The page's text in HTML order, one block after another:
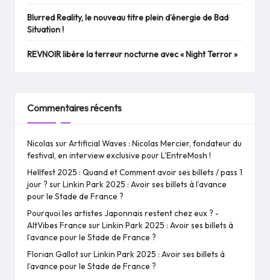
Blurred Reality, le nouveau titre plein d’énergie de Bad
Situation !
REVNOIR libère la terreur nocturne avec « Night Terror »
Commentaires récents
Nicolas surArtificial Waves : Nicolas Mercier, fondateur du
festival, en interview exclusive pour L’EntreMosh !
Hellfest 2025 : Quand et Comment avoir ses billets / pass 1
jour ? surLinkin Park 2025 : Avoir ses billets à l’avance
pour le Stade de France ?
Pourquoi les artistes Japonnais restent chez eux ? -
AltVibes France surLinkin Park 2025 : Avoir ses billets à
l’avance pour le Stade de France ?
Florian GallotsurLinkin Park 2025 : Avoir ses billets à
l’avance pour le Stade de France ?